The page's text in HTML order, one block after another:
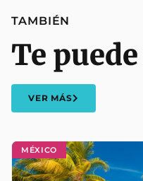
MÉXICO
TAMBIÉN
Te
VER MÁS